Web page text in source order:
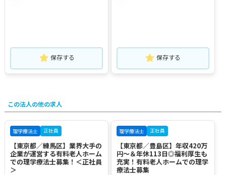
保存する 保存する
この法人の他の求人
理学療法士 正社員
【東京都／練馬区】業界大手の
企業が運営する有料老人ホーム
での理学療法士募集！＜正社員
＞
理学療法士 正社員
【東京都／豊島区】年収420万
円～＆年休113日◎福利厚生も
充実！有料老人ホームでの理学
療法士募集